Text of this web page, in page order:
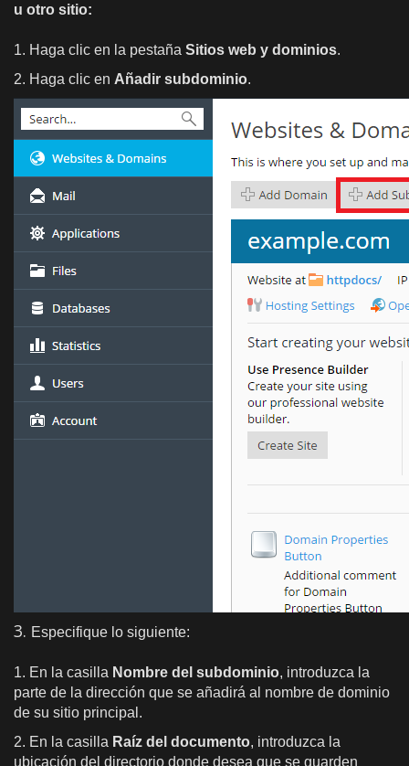
u otro sitio:
1. Haga clic en la pestaña Sitios web y dominios.
2. Haga clic en Añadir subdominio.
3. Especifique lo siguiente:
1. En la casilla Nombre del subdominio, introduzca la
parte de la dirección que se añadirá al nombre de dominio
de su sitio principal.
2. En la casilla Raíz del documento, introduzca la
ubicación del directorio donde desea que se guarden